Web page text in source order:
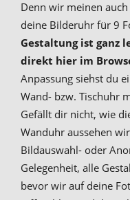
Denn wir meinen
deine Bilderuhr für 9
Gestaltung ist ganz
direkt hier im
Anpassung siehst du
Wand- bzw. Tischuhr
Gefällt dir nicht, wie
Wanduhr aussehen
Bildauswahl- oder
Gelegenheit, alle
bevor wir auf deine